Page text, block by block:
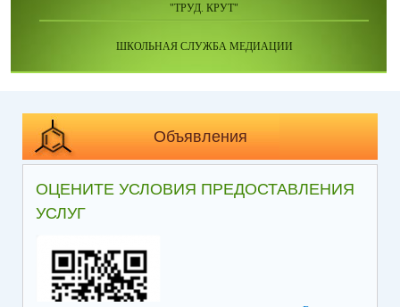
"ТРУД. КРУТ"
ШКОЛЬНАЯ СЛУЖБА МЕДИАЦИИ
Объявления
ОЦЕНИТЕ УСЛОВИЯ ПРЕДОСТАВЛЕНИЯ
УСЛУГ